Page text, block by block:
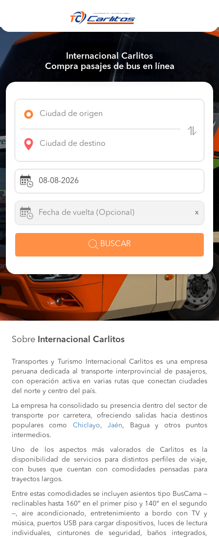
Internacional Carlitos
Compra pasajes de bus en línea
x
BUSCAR
Sobre Internacional Carlitos
Transportes y Turismo Internacional Carlitos es una empresa
peruana dedicada al transporte interprovincial de pasajeros,
con operación activa en varias rutas que conectan ciudades
del norte y centro del país.
La empresa ha consolidado su presencia dentro del sector de
transporte por carretera, ofreciendo salidas hacia destinos
populares como Chiclayo,Jaén, Bagua y otros puntos
intermedios.
Uno de los aspectos más valorados de Carlitos es la
disponibilidad de servicios para distintos perfiles de viaje,
con buses que cuentan con comodidades pensadas para
trayectos largos.
Entre estas comodidades se incluyen asientos tipo BusCama —
reclinables hasta 160° en el primer piso y 140° en el segundo
—, aire acondicionado, entretenimiento a bordo con TV y
música, puertos USB para cargar dispositivos, luces de lectura
individuales, cinturones de seguridad, baños integrados,